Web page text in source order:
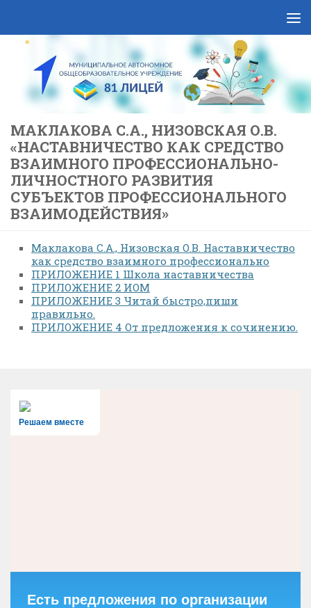
МАКЛАКОВА С.А., НИЗОВСКАЯ О.В.
«НАСТАВНИЧЕСТВО КАК СРЕДСТВО
ВЗАИМНОГО ПРОФЕССИОНАЛЬНО-
ЛИЧНОСТНОГО РАЗВИТИЯ
СУБЪЕКТОВ ПРОФЕССИОНАЛЬНОГО
ВЗАИМОДЕЙСТВИЯ»
Маклакова С.А., Низовская О.В. Наставничество
как средство взаимного профессионально
ПРИЛОЖЕНИЕ 1 Школа наставничества
ПРИЛОЖЕНИЕ 2 ИОМ
ПРИЛОЖЕНИЕ 3 Читай быстро,пиши
правильно.
ПРИЛОЖЕНИЕ 4 От предложения к сочинению.
Решаем вместе
Есть предложения по организации